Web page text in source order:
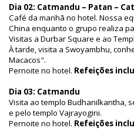
Dia 02: Catmandu – Patan –
Café da manhã no hotel. Nossa
China enquanto o grupo realiza
Visitas a Durbar Square e ao
À tarde, visita a Swoyambhu,
Macacos".
Pernoite no hotel. Refeições
Dia 03: Catmandu
Visita ao templo Budhanilkantha,
e pelo templo Vajrayogini.
Pernoite no hotel. Refeições